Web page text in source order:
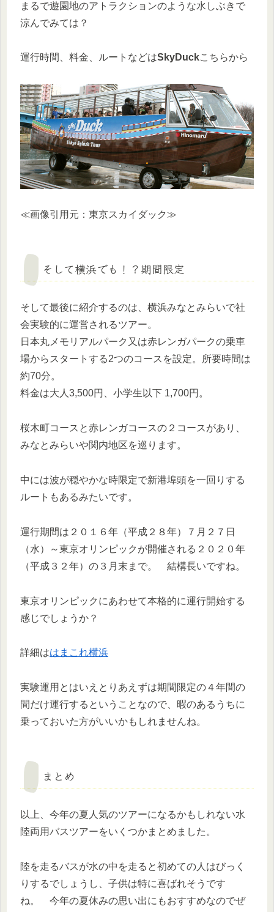
まるで遊園地のアトラクションのような水しぶきで
涼んでみては？
運行時間、料金、ルートなどはSkyDuckこちらから
≪画像引用元：東京スカイダック≫
そして横浜でも！？期間限定
そして最後に紹介するのは、横浜みなとみらいで社
会実験的に運営されるツアー。
日本丸メモリアルパーク又は赤レンガパークの乗車
場からスタートする2つのコースを設定。所要時間は
約70分。
料金は大人3,500円、小学生以下 1,700円。
桜木町コースと赤レンガコースの２コースがあり、
みなとみらいや関内地区を巡ります。
中には波が穏やかな時限定で新港埠頭を一回りする
ルートもあるみたいです。
運行期間は２０１６年（平成２８年）７月２７日
（水）～東京オリンピックが開催される２０２０年
（平成３２年）の３月末まで。 結構長いですね。
東京オリンピックにあわせて本格的に運行開始する
感じでしょうか？
詳細ははまこれ横浜
実験運用とはいえとりあえずは期間限定の４年間の
間だけ運行するということなので、暇のあるうちに
乗っておいた方がいいかもしれませんね。
まとめ
以上、今年の夏人気のツアーになるかもしれない水
陸両用バスツアーをいくつかまとめました。
陸を走るバスが水の中を走ると初めての人はびっく
りするでしょうし、子供は特に喜ばれそうです
ね。 今年の夏休みの思い出にもおすすめなのでぜ